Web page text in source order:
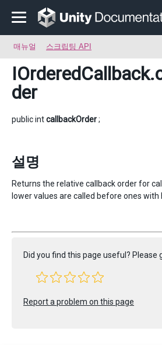
매뉴얼 스크립팅 API
IOrderedCallback
der
public intcallbackOrder;
설명
Returns the relative callback order for
lower values are called before ones with
Did you find this page useful? Please
Report a problem on this page